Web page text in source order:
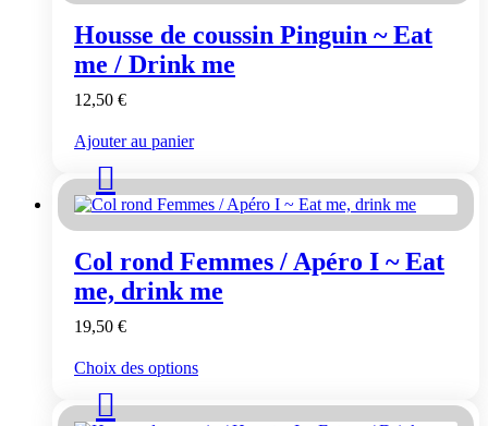
Housse de coussin Pinguin ~ Eat
me / Drink me
12,50 €
Ajouter au panier
Col rond Femmes / Apéro I ~ Eat
me, drink me
19,50 €
Choix des optionsCe
a